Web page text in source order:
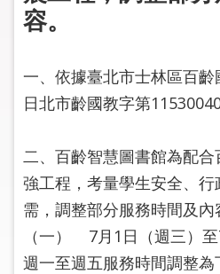
報
導
關
於
線
上
申
請
容。
一、依據臺北市士林區百
日北市齡國教字第
二、百齡智慧圖書館為配
強工程，考量學生安全、
需，調整部分服務時間及內
（一） 7月1日（週三）
週一至週五服務時間調整